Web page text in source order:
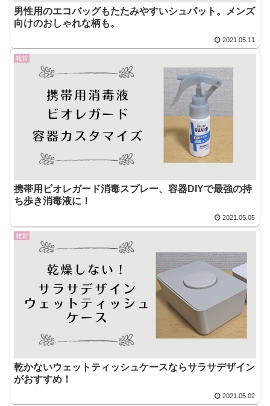
男性用のエコバッグもたたみやすいシュパット。メンズ
向けのおしゃれな柄も。
2021.05.11
雑貨
携帯用ビオレガード消毒スプレー、容器DIYで最強の持
ち歩き消毒液に！
2021.05.05
雑貨
乾かないウェットティッシュケースならサラサデザイン
がおすすめ！
2021.05.02